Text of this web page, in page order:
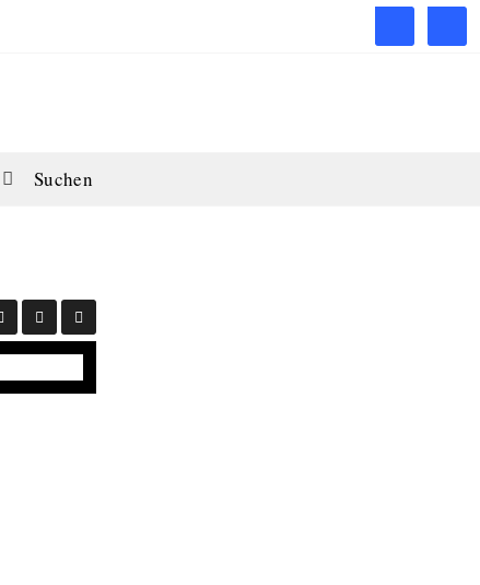
Suchen